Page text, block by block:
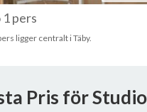
pers
ligger centralt i Täby.
Pris för